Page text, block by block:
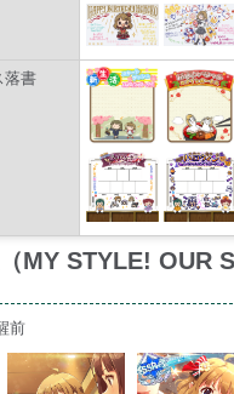
落書
MY STYLE!
前